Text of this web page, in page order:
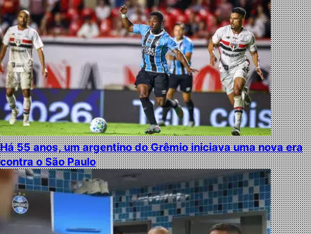
Há 55 anos, um argentino do Grêmio iniciava uma nova era
contra o São Paulo